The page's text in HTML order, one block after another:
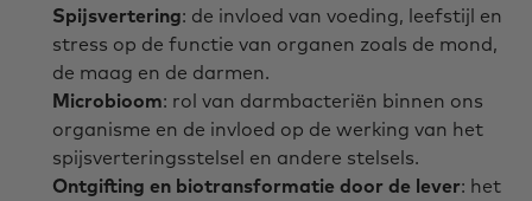
Spijsvertering: de invloed van voeding, leefstijl en
stress op de functie van organen zoals de mond,
de maag en de darmen.
Microbioom: rol van darmbacteriën binnen ons
organisme en de invloed op de werking van het
spijsverteringsstelsel en andere stelsels.
Ontgifting en biotransformatie door de lever: het